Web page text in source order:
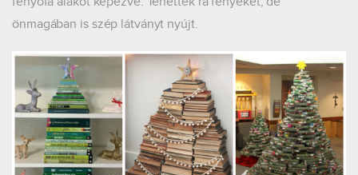
önmagában is szép látványt nyújt.